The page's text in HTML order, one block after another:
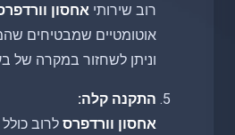
רוב שירותי אחסון
אוטומטיים שמבטיחים
וניתן לשחזור במקרה של
התקנה קלה:
אחסון וורדפרס לרוב